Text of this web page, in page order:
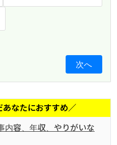
次へ
あなたにおすすめ／
内容、年収、やりがいな